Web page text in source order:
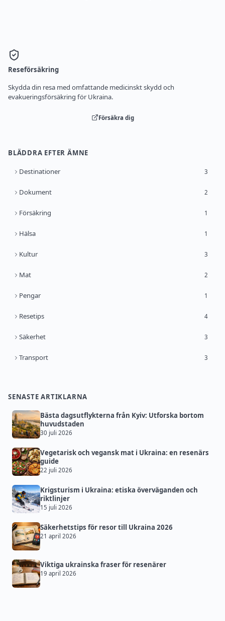
Reseförsäkring
Skydda din resa med omfattande medicinskt skydd och
evakueringsförsäkring för Ukraina.
Försäkra dig
BLÄDDRA EFTER ÄMNE
Destinationer 3
Dokument 2
Försäkring 1
Hälsa 1
Kultur 3
Mat 2
Pengar 1
Resetips 4
Säkerhet 3
Transport 3
SENASTE ARTIKLARNA
Bästa dagsutflykterna från Kyiv: Utforska bortom
huvudstaden
30 juli 2026
Vegetarisk och vegansk mat i Ukraina: en resenärs
guide
22 juli 2026
Krigsturism i Ukraina: etiska överväganden och
riktlinjer
15 juli 2026
Säkerhetstips för resor till Ukraina 2026
21 april 2026
Viktiga ukrainska fraser för resenärer
19 april 2026